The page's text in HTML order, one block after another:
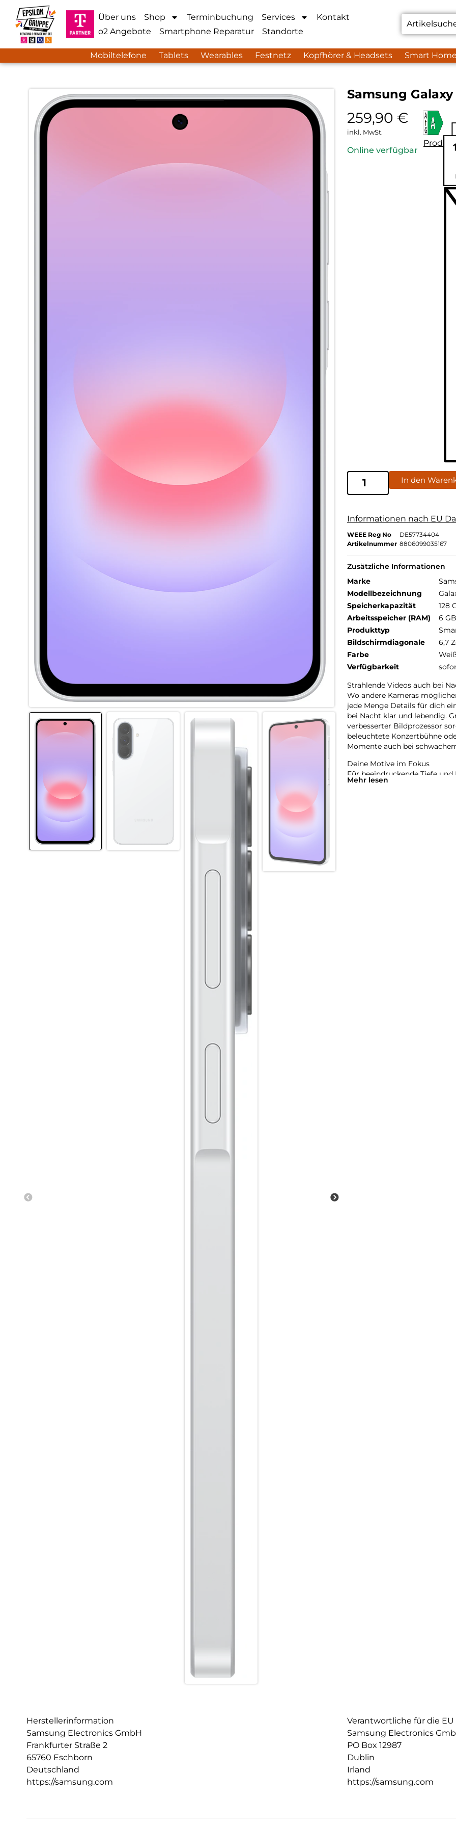
Über uns Shop Terminbuchung Services
Kontakt
o2 Angebote
Smartphone Reparatur Standorte
Mobiltelefone Tablets Wearables Festnetz Kopfhörer & Headsets Smart Home
Samsung
259,90 €
inkl. MwSt.
Online verfügbar
In den
Informationen nach EU
WEEE Reg No
DE57734404
Artikelnummer 8806099035167
Zusätzliche Informationen
Marke
Modellbezeichnung
Speicherkapazität
128
Arbeitsspeicher (RAM)
6 GB
Produkttyp
Bildschirmdiagonale
6,7
Farbe
Verfügbarkeit
Strahlende Videos auch bei
Wo andere Kameras
jede Menge Details für dich
bei Nacht klar und lebendig.
verbesserter Bildprozessor
beleuchtete Konzertbühne
Momente auch bei
Deine Motive im Fokus
Für beeindruckende Tiefe
Er analysiert die Szene und
Mehr lesen
Herstellerinformation
Samsung Electronics GmbH
Frankfurter Straße 2
65760 Eschborn
Deutschland
https://samsung.com
Verantwortliche für die EU
Samsung Electronics
PO Box 12987
Dublin
Irland
https://samsung.com